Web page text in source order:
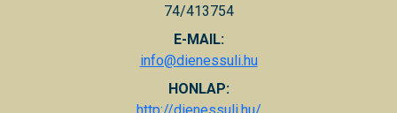
74/413754
E-MAIL:
info@dienessuli.hu
HONLAP: